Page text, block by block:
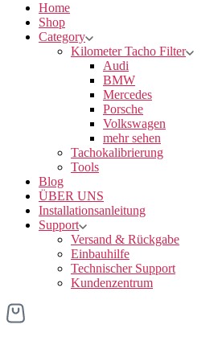
Home
Shop
Category
Kilometer Tacho Filter
Audi
BMW
Mercedes
Porsche
Volkswagen
mehr sehen
Tachokalibrierung
Tools
Blog
ÜBER UNS
Installationsanleitung
Support
Versand & Rückgabe
Einbauhilfe
Technischer Support
Kundenzentrum